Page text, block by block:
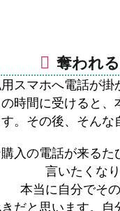
奪われ
スマホへ電話が
時間に受けると
。その後、そんな
入の電話が来る
言いたくなり
本当に自分でそ
だと思います。